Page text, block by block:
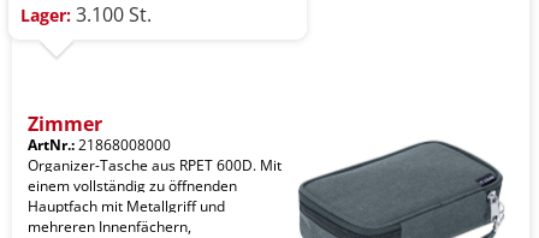
Lager: 3.100 St.
Zimmer
ArtNr.:21868008000
Organizer-Tasche aus RPET 600D. Mit
einem vollständig zu öffnenden
Hauptfach mit Metallgriff und
mehreren Innenfächern,